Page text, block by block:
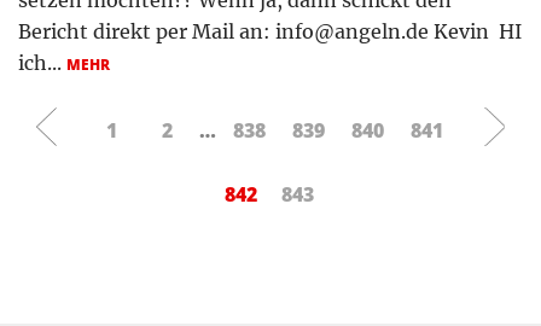
Bericht direkt per Mail an: info@angeln.de Kevin HI
ich... MEHR
1 2 … 838 839 840 841
842 843